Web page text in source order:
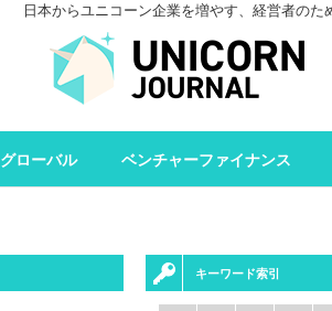
日本からユニコーン企業を増やす、経営者の
ユ
キーワード索引
グローバル ベンチャーファイナンス